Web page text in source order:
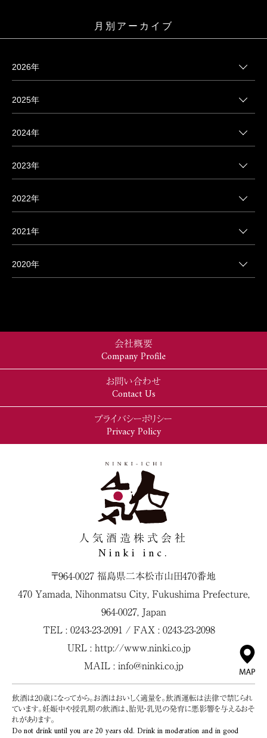
月別アーカイブ
2026年
2025年
2024年
2023年
2022年
2021年
2020年
会社概要
Company Profile
お問い合わせ
Contact Us
プライバシーポリシー
Privacy Policy
人気酒造株式会社
Ninki inc.
〒964-0027 福島県二本松市山田470番地
470 Yamada, Nihonmatsu City, Fukushima Prefecture,
964-0027, Japan
TEL : 0243-23-2091 / FAX : 0243-23-2098
URL : http://www.ninki.co.jp
MAIL : info@ninki.co.jp
飲酒は20歳になってから。お酒はおいしく適量を。飲酒運転は法律で禁じられ
ています。妊娠中や授乳期の飲酒は、胎児・乳児の発育に悪影響を与えるおそ
れがあります。
Do not drink until you are 20 years old. Drink in moderation and in good